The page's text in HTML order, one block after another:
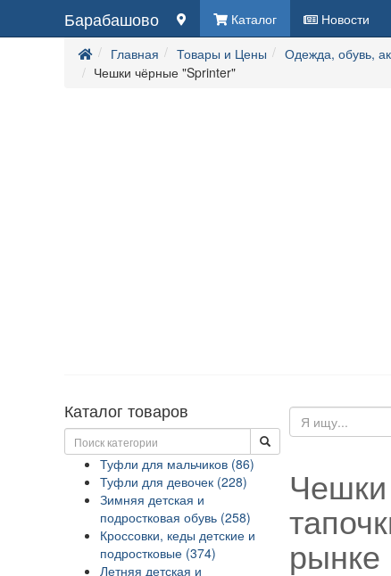
Барабашово Каталог Новости
Главная
Товары и Цены Одежда, обувь,
Чешки чёрные "Sprinter"
Каталог товаров
Туфли для мальчиков (86)
Туфли для девочек (228)
Зимняя детская и
подростковая обувь (258)
Кроссовки, кеды детские и
подростковые (374)
Летняя детская и